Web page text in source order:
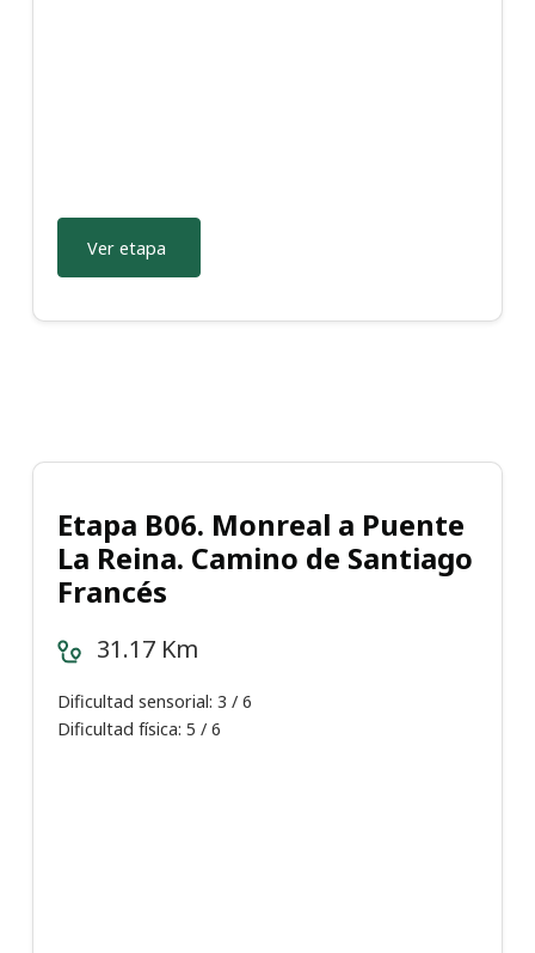
Ver etapa
Etapa B06. Monreal a Puente
La Reina. Camino de Santiago
Francés
31.17 Km
Dificultad sensorial: 3 / 6
Dificultad física: 5 / 6